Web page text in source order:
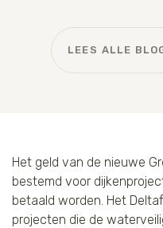
LEES ALLE
Het geld van de nieuwe
bestemd voor
betaald worden. Het
projecten die de